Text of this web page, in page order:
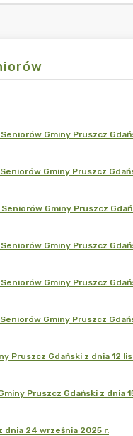
Gminy Pruszcz
Gminy Pruszcz
Gminy Pruszcz
Gminy Pruszcz
Gminy Pruszcz
Gminy Pruszcz
Pruszcz Gdański z dnia 12
Pruszcz Gdański z dnia
dnia 24 września 2025 r.